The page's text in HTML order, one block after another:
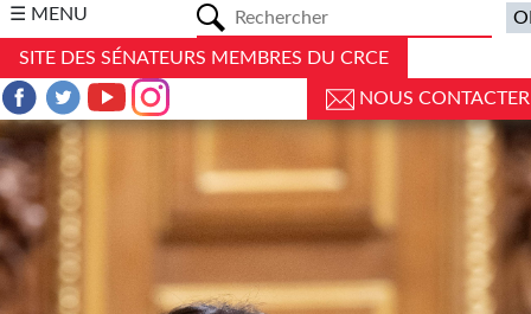
☰ MENU
SITE DES SÉNATEURS MEMBRES DU CRCE
NOUS CONTACTER